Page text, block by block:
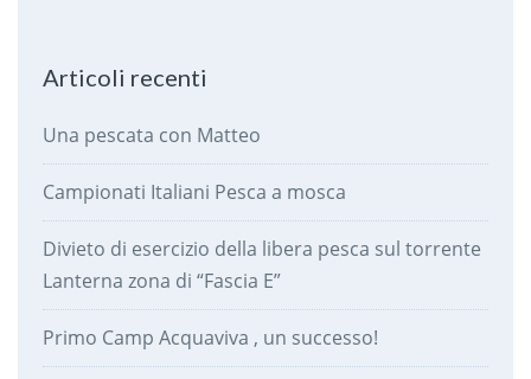
Articoli recenti
Una pescata con Matteo
Campionati Italiani Pesca a mosca
Divieto di esercizio della libera pesca sul torrente
Lanterna zona di “Fascia E”
Primo Camp Acquaviva , un successo!